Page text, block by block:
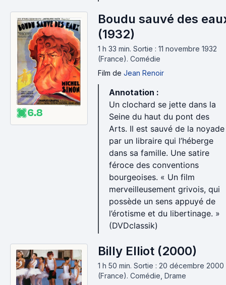
6.8
Boudu sauvé des
(1932)
1 h 33 min. Sortie : 11 novembre 1932
(France). Comédie
Film de Jean Renoir
Annotation :
Un clochard se jette dans la
Seine du haut du pont des
Arts. Il est sauvé de la noyade
par un libraire qui l’héberge
dans sa famille. Une satire
féroce des conventions
bourgeoises. « Un film
merveilleusement grivois, qui
possède un sens appuyé de
l’érotisme et du libertinage. »
(DVDclassik)
Billy Elliot (2000)
1 h 50 min. Sortie : 20 décembre 2000
(France). Comédie, Drame